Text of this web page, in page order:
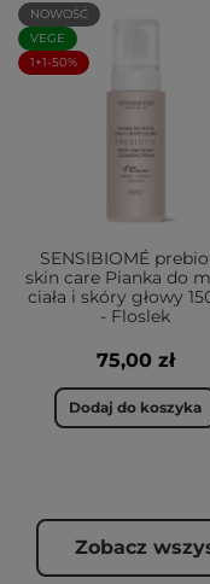
NOWOŚĆ
VEGE
1+1-50%
SENSIBIOMÉ
skin care Pianka do
ciała i skóry głowy
- Floslek
75,00 zł
Dodaj do koszyka
Zobacz